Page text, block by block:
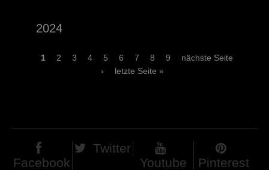
e
2024
S
e
n
1 2 3 4 5 6 7 8 9
nächste Seite
›
letzte Seite »
Facebook
Twitter
Youtube
Pinterest